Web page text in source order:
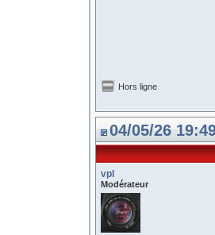
Hors ligne
04/05/26
vpl
Modérateur